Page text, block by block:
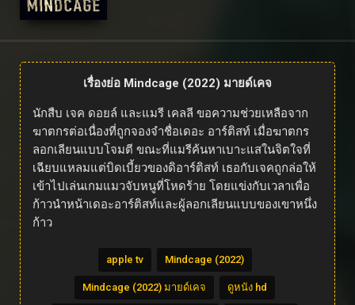
เรื่องย่อ Mindcage (2022) มายด์เคจ
นักสืบ เจค ดอยล์ และแมรี เคลลี ขอความช่วยเหลือจาก
ฆาตกรต่อเนื่องที่ถูกจองจำชื่อเดอะ อาร์ติสท์ เมื่อฆาตกร
ลอกเลียนแบบโจมตี ขณะที่แมรีค้นหาเบาะแสในจิตใจที่
เฉียบแหลมแต่บิดเบี้ยวของดิอาร์ติสท์ เธอกับเจคถูกล่อให้
เข้าไปเล่นเกมแมวจับหนูที่โหดร้าย โดยแข่งกับเวลาเพื่อ
ก้าวนำหน้าเดอะอาร์ติสท์และผู้ลอกเลียนแบบของเขาหนึ่ง
ก้าว
apple tv Mindcage (2022)
Mindcage (2022) มายด์เคจ ดูหนัง hd